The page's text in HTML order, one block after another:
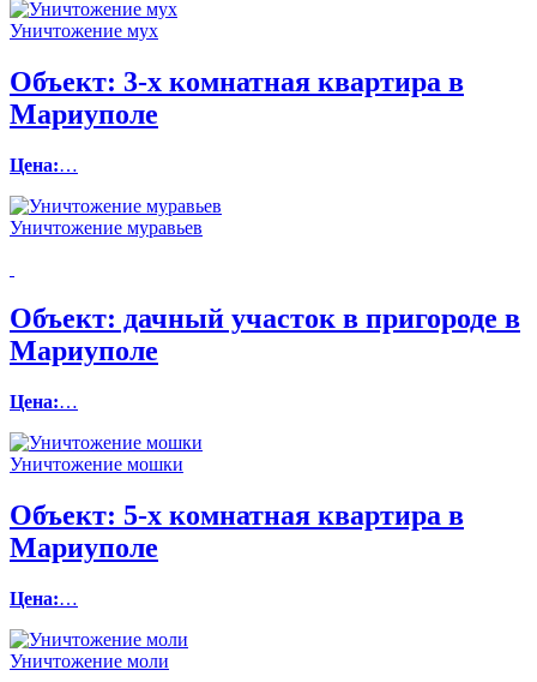
Уничтожение мух
Объект: 3-х комнатная квартира в
Мариуполе
Цена:…
Уничтожение муравьев
Объект: дачный участок в пригороде в
Мариуполе
Цена:…
Уничтожение мошки
Объект: 5-х комнатная квартира в
Мариуполе
Цена:…
Уничтожение моли